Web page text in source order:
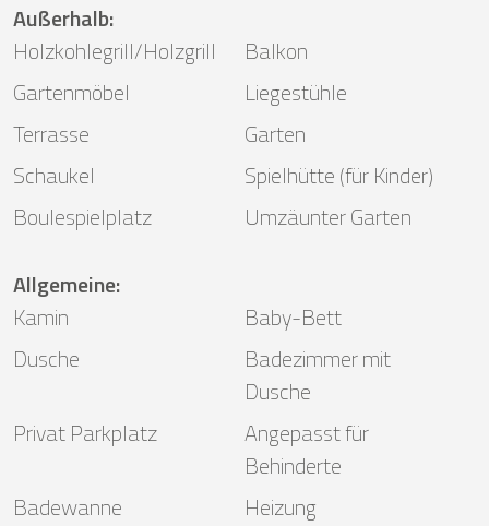
Außerhalb:
Holzkohlegrill/Holzgrill
Balkon
Gartenmöbel
Liegestühle
Terrasse
Garten
Schaukel
Spielhütte (für Kinder)
Boulespielplatz
Umzäunter Garten
Allgemeine:
Kamin
Baby-Bett
Dusche
Badezimmer mit
Dusche
Privat Parkplatz
Angepasst für
Behinderte
Badewanne
Heizung